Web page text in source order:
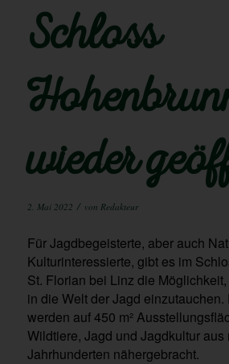
Schloss
wieder
2. Mai 2022 / von Redakteur
Für Jagdbegeisterte, aber auch
Kulturinteressierte, gibt es im
St. Florian bei Linz die
in die Welt der Jagd
werden auf 450 m²
Wildtiere, Jagd und Jagdkultur aus
Jahrhunderten nähergebracht.